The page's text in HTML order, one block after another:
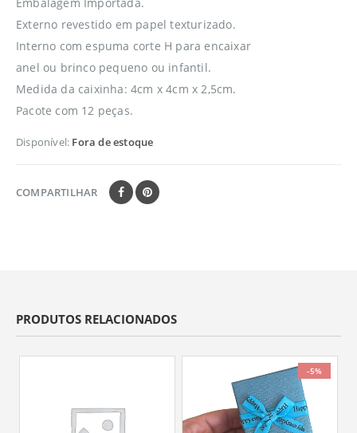
Externo revestido em papel texturizado.
Interno com espuma corte H para encaixar
anel ou brinco pequeno ou infantil.
Medida da caixinha: 4cm x 4cm x 2,5cm.
Pacote com 12 peças.
Disponível: Fora de estoque
COMPARTILHAR
PRODUTOS RELACIONADOS
-5%